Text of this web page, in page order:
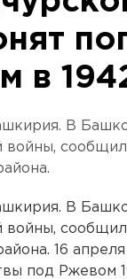
в
В
войны,
В
войны,
16
под Ржевом